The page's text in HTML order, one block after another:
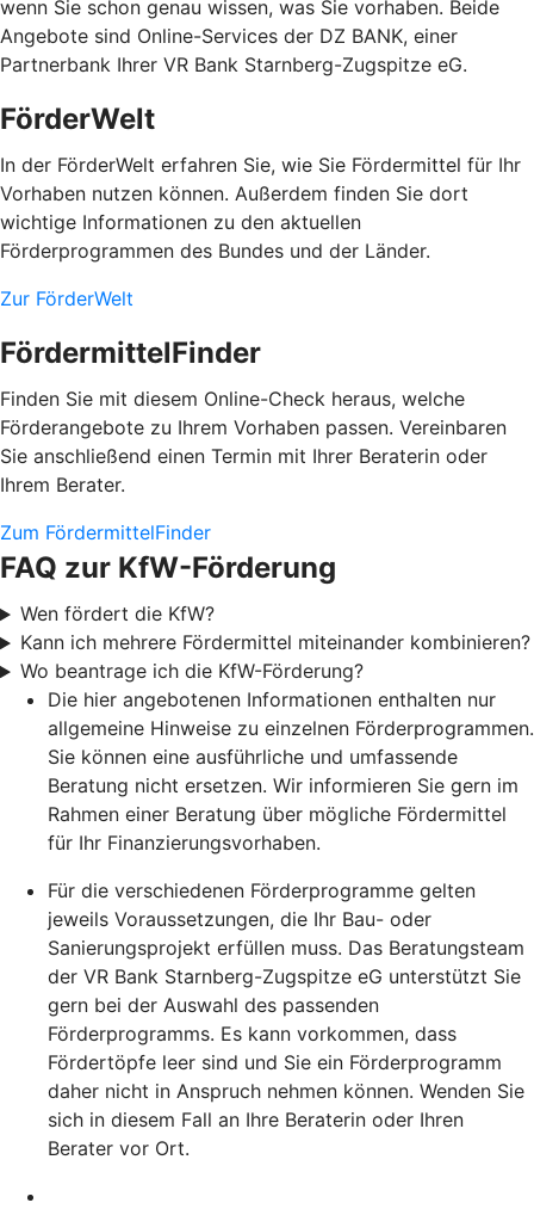
wenn Sie schon genau wissen, was Sie vorhaben. Beide
Angebote sind Online-Services der DZ BANK, einer
Partnerbank Ihrer VR Bank Starnberg-Zugspitze eG.
FörderWelt
In der FörderWelt erfahren Sie, wie Sie Fördermittel für Ihr
Vorhaben nutzen können. Außerdem finden Sie dort
wichtige Informationen zu den aktuellen
Förderprogrammen des Bundes und der Länder.
Zur FörderWelt
FördermittelFinder
Finden Sie mit diesem Online-Check heraus, welche
Förderangebote zu Ihrem Vorhaben passen. Vereinbaren
Sie anschließend einen Termin mit Ihrer Beraterin oder
Ihrem Berater.
Zum FördermittelFinder
FAQ zur KfW-Förderung
Wen fördert die KfW?
Kann ich mehrere Fördermittel miteinander kombinieren?
Wo beantrage ich die KfW-Förderung?
Die hier angebotenen Informationen enthalten nur
allgemeine Hinweise zu einzelnen Förderprogrammen.
Sie können eine ausführliche und umfassende
Beratung nicht ersetzen. Wir informieren Sie gern im
Rahmen einer Beratung über mögliche Fördermittel
für Ihr Finanzierungsvorhaben.
Für die verschiedenen Förderprogramme gelten
jeweils Voraussetzungen, die Ihr Bau- oder
Sanierungsprojekt erfüllen muss. Das Beratungsteam
der VR Bank Starnberg-Zugspitze eG unterstützt Sie
gern bei der Auswahl des passenden
Förderprogramms. Es kann vorkommen, dass
Fördertöpfe leer sind und Sie ein Förderprogramm
daher nicht in Anspruch nehmen können. Wenden Sie
sich in diesem Fall an Ihre Beraterin oder Ihren
Berater vor Ort.